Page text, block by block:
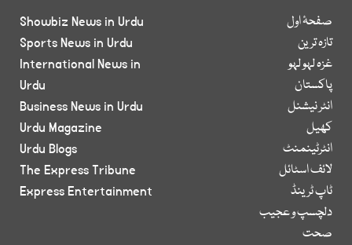
صفحۂ اول
تازہ ترین
غزہ لہو لہو
پاکستان
انٹر نیشنل
کھیل
انٹرٹینمنٹ
لائف اسٹائل
ٹاپ ٹرینڈ
دلچسپ و عجیب
صحت
Showbiz News in Urdu
Sports News in Urdu
International News in
Urdu
Business News in Urdu
Urdu Magazine
Urdu Blogs
The Express Tribune
Express Entertainment